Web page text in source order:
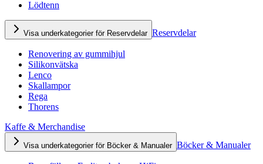
Lödtenn
Visa underkategorier för Reservdelar Reservdelar
Renovering av gummihjul
Silikonvätska
Lenco
Skallampor
Rega
Thorens
Kaffe & Merchandise
Visa underkategorier för Böcker & Manualer Böcker & Manualer